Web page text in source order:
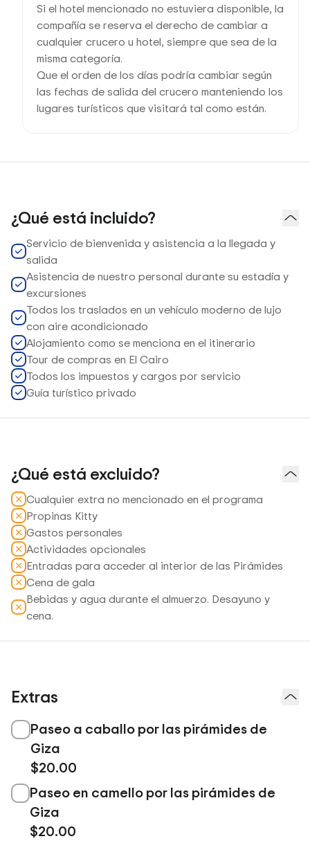
Si el hotel mencionado no estuviera disponible, la
compañía se reserva el derecho de cambiar a
cualquier crucero u hotel, siempre que sea de la
misma categoría.
Que el orden de los días podría cambiar según
las fechas de salida del crucero manteniendo los
lugares turísticos que visitará tal como están.
¿Qué está incluido?
Servicio de bienvenida y asistencia a la llegada y
salida
Asistencia de nuestro personal durante su estadía y
excursiones
Todos los traslados en un vehículo moderno de lujo
con aire acondicionado
Alojamiento como se menciona en el itinerario
Tour de compras en El Cairo
Todos los impuestos y cargos por servicio
Guía turístico privado
¿Qué está excluido?
Cualquier extra no mencionado en el programa
Propinas Kitty
Gastos personales
Actividades opcionales
Entradas para acceder al interior de las Pirámides
Cena de gala
Bebidas y agua durante el almuerzo. Desayuno y
cena.
Extras
Paseo a caballo por las pirámides de
Giza
$20.00
Paseo en camello por las pirámides de
Giza
$20.00